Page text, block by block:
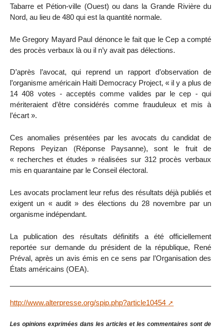
Tabarre et Pétion-ville (Ouest) ou dans la Grande Rivière du
Nord, au lieu de 480 qui est la quantité normale.
Me Gregory Mayard Paul dénonce le fait que le Cep a compté
des procès verbaux là ou il n’y avait pas délections.
D’après l’avocat, qui reprend un rapport d’observation de
l’organisme américain Haiti Democracy Project, « il y a plus de
14 408 votes - acceptés comme valides par le cep - qui
mériteraient d’être considérés comme frauduleux et mis à
l’écart ».
Ces anomalies présentées par les avocats du candidat de
Repons Peyizan (Réponse Paysanne), sont le fruit de
« recherches et études » réalisées sur 312 procès verbaux
mis en quarantaine par le Conseil électoral.
Les avocats proclament leur refus des résultats déjà publiés et
exigent un « audit » des élections du 28 novembre par un
organisme indépendant.
La publication des résultats définitifs a été officiellement
reportée sur demande du président de la république, René
Préval, après un avis émis en ce sens par l’Organisation des
États américains (OEA).
http://www.alterpresse.org/spip.php?article10454
Les opinions exprimées dans les articles et les commentaires sont de